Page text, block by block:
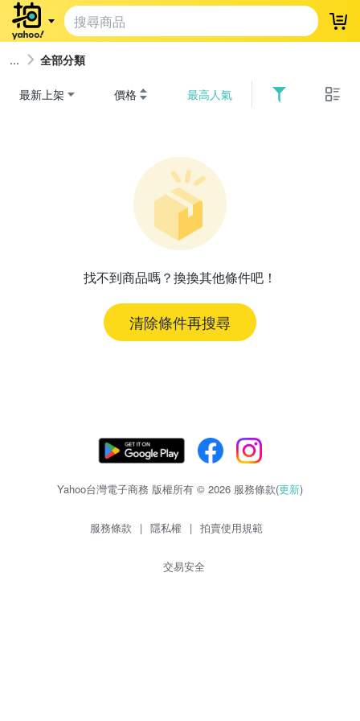
登
全部分類
最新上架 價格 最高人氣
找不到商品嗎？換換其他條件吧！
清除條件再搜尋
Yahoo台灣電子商務 版權所有 © 2026 服務條款(更新)
服務條款 | 隱私權 | 拍賣使用規範
交易安全